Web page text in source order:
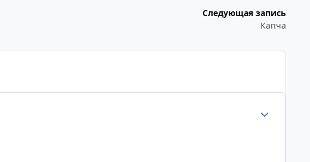
Следующая запись
Капча